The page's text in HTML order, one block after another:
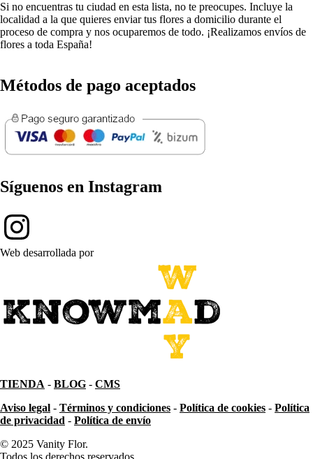
Si no encuentras tu ciudad en esta lista, no te preocupes. Incluye la
localidad a la que quieres enviar tus flores a domicilio durante el
proceso de compra y nos ocuparemos de todo. ¡Realizamos envíos de
flores a toda España!
Métodos de pago aceptados
Síguenos en Instagram
Web desarrollada por
TIENDA - BLOG - CMS
Aviso legal - Términos y condiciones - Política de cookies - Política
de privacidad - Política de envío
© 2025 Vanity Flor.
Todos los derechos reservados.